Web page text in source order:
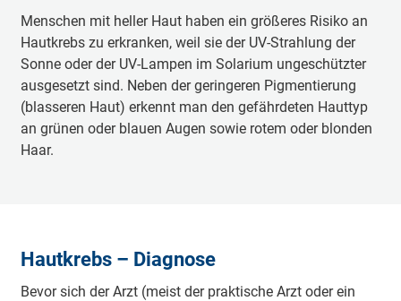
Menschen mit heller Haut haben ein größeres Risiko an
Hautkrebs zu erkranken, weil sie der UV-Strahlung der
Sonne oder der UV-Lampen im Solarium ungeschützter
ausgesetzt sind. Neben der geringeren Pigmentierung
(blasseren Haut) erkennt man den gefährdeten Hauttyp
an grünen oder blauen Augen sowie rotem oder blonden
Haar.
Hautkrebs – Diagnose
Bevor sich der Arzt (meist der praktische Arzt oder ein